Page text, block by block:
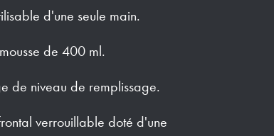
d'une seule main.
de 400 ml.
de niveau de remplissage.
verrouillable doté d'une